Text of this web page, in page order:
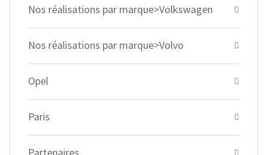
Nos réalisations par marque>Volkswagen
Nos réalisations par marque>Volvo
Opel
Paris